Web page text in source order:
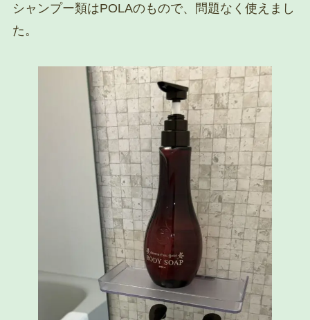
シャンプー類はPOLAのもので、問題なく使えまし
た。